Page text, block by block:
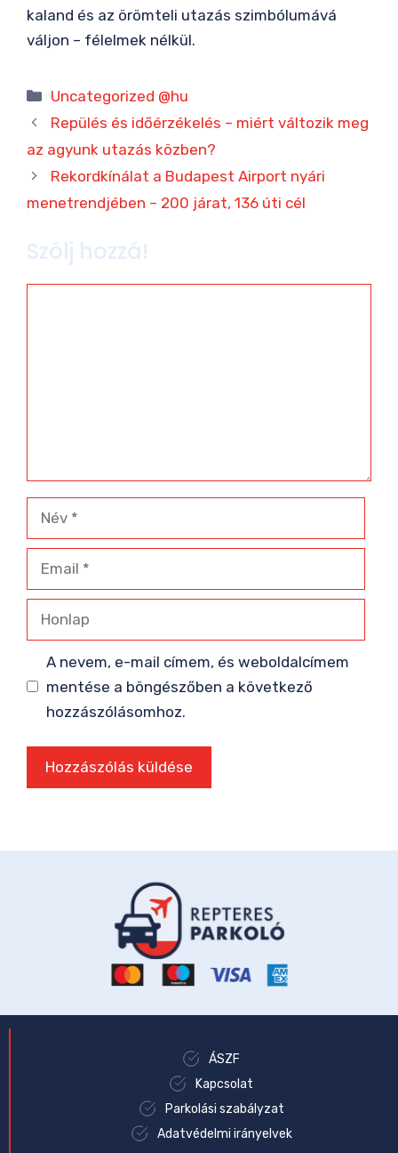
kaland és az örömteli utazás szimbólumává
váljon – félelmek nélkül.
Kategória
Uncategorized @hu
Repülés és időérzékelés – miért változik meg
az agyunk utazás közben?
Rekordkínálat a Budapest Airport nyári
menetrendjében – 200 járat, 136 úti cél
Szólj hozzá!
Név
Email
Honlap
A nevem, e-mail címem, és weboldalcímem
mentése a böngészőben a következő
hozzászólásomhoz.
ÁSZF
Kapcsolat
Parkolási szabályzat
Adatvédelmi irányelvek